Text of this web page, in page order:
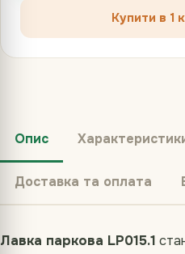
Купити в 1
Опис
Доставка та оплата
Лавка паркова LP015.1